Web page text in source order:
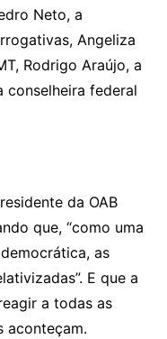
Neto, a
Angeliza
Rodrigo Araújo, a
conselheira federal
da OAB
que, “como uma
as
E que a
a todas as
aconteçam.